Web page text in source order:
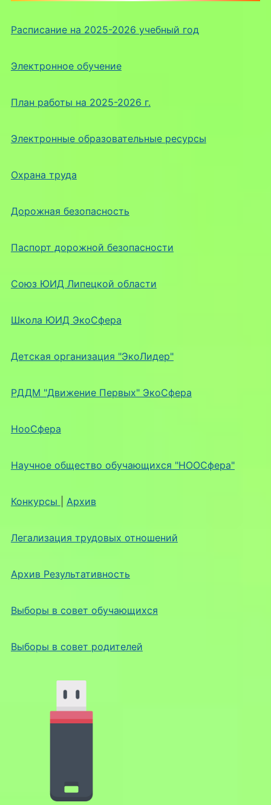
Расписание на 2025-2026 учебный год
Электронное обучение
План работы на 2025-2026 г.
Электронные образовательные ресурсы
Охрана труда
Дорожная безопасность
Паспорт дорожной безопасности
Союз ЮИД Липецкой области
Школа ЮИД ЭкоСфера
Детская организация "ЭкоЛидер"
РДДМ "Движение Первых" ЭкоСфера
НооСфера
Научное общество обучающихся "НООСфера"
Конкурсы Архив
Легализация трудовых отношений
Архив Результативность
Выборы в совет обучающихся
Выборы в совет родителей